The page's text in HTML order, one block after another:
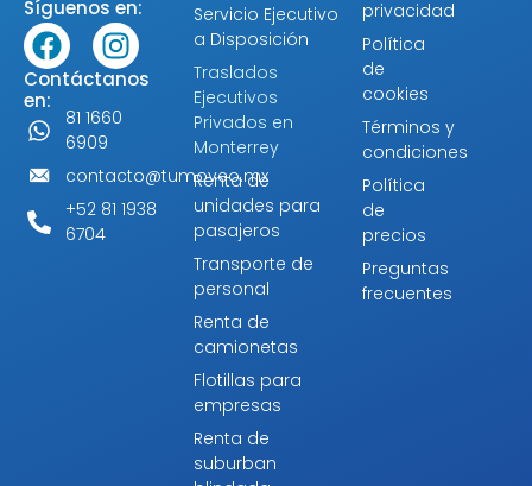
Síguenos en:
Contáctanos
en:
81 1660
6909
contacto@tumoveo.mx
+52 81 1938
6704
Servicio Ejecutivo
a Disposición
Traslados
Ejecutivos
Privados en
Monterrey
Renta de
unidades para
pasajeros
Transporte de
personal
Renta de
camionetas
Flotillas para
empresas
Renta de
suburban
privacidad
Política
de
cookies
Términos y
condiciones
Política
de
precios
Preguntas
frecuentes